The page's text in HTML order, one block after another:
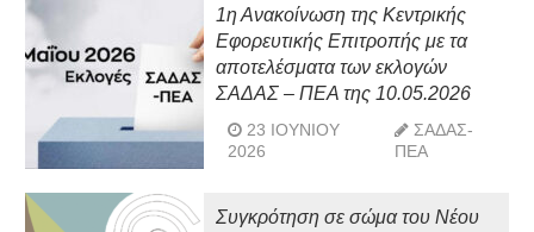
1η Ανακοίνωση της Κεντρικής
Εφορευτικής Επιτροπής με τα
αποτελέσματα των εκλογών
ΣΑΔΑΣ – ΠΕΑ της 10.05.2026
23 ΙΟΥΝΊΟΥ
2026
ΣΑΔΑΣ-
ΠΕΑ
Συγκρότηση σε σώμα του Νέου